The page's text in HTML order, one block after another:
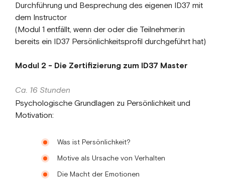
Durchführung und Besprechung des eigenen ID37 mit
dem Instructor
(Modul 1 entfällt, wenn der oder die Teilnehmer:in
bereits ein ID37 Persönlichkeitsprofil durchgeführt hat)
Modul 2 - Die Zertifizierung zum ID37 Master
Ca. 16 Stunden
Psychologische Grundlagen zu Persönlichkeit und
Motivation:
Was ist Persönlichkeit?
Motive als Ursache von Verhalten
Die Macht der Emotionen